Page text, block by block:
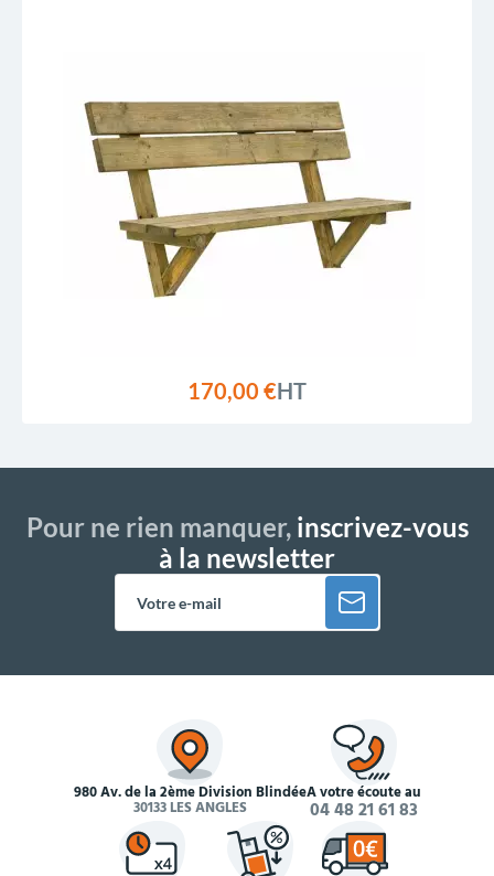
170,00 €HT
Pour ne rien manquer,inscrivez-vous
à la newsletter
980 Av. de la 2ème Division Blindée
30133 LES ANGLES
À votre écoute au
04 48 21 61 83